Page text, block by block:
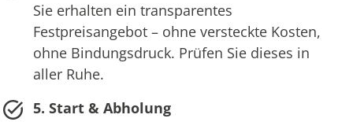
Sie erhalten ein transparentes
Festpreisangebot – ohne versteckte Kosten,
ohne Bindungsdruck. Prüfen Sie dieses in
aller Ruhe.
5. Start & Abholung